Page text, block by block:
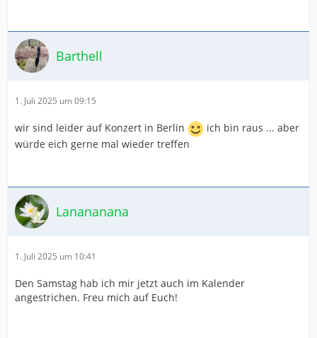
Barthell
1. Juli 2025 um 09:15
wir sind leider auf Konzert in Berlin
ich bin raus ... aber
würde eich gerne mal wieder treffen
Lanananana
1. Juli 2025 um 10:41
Den Samstag hab ich mir jetzt auch im Kalender
angestrichen. Freu mich auf Euch!